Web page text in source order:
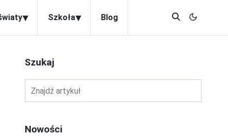
▾ Szkoła▾ Blog
Szukaj
Nowości